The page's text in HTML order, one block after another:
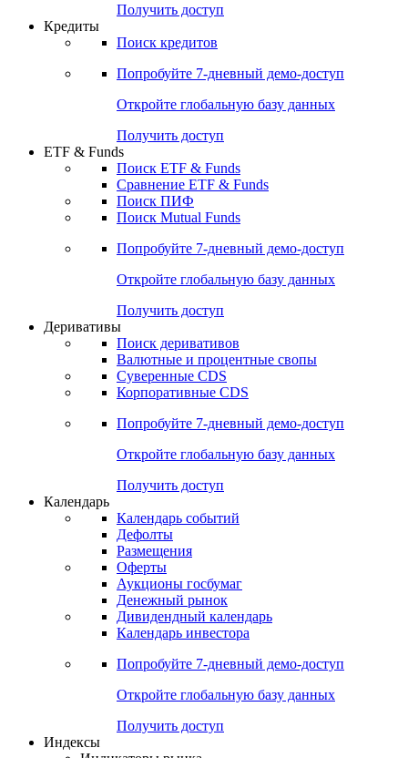
Получить доступ
Кредиты
Поиск кредитов
Попробуйте 7-дневный демо-доступ
Откройте глобальную базу данных
Получить доступ
ETF & Funds
Поиск ETF & Funds
Сравнение ETF & Funds
Поиск ПИФ
Поиск Mutual Funds
Попробуйте 7-дневный демо-доступ
Откройте глобальную базу данных
Получить доступ
Деривативы
Поиск деривативов
Валютные и процентные свопы
Суверенные CDS
Корпоративные CDS
Попробуйте 7-дневный демо-доступ
Откройте глобальную базу данных
Получить доступ
Календарь
Календарь событий
Дефолты
Размещения
Оферты
Аукционы госбумаг
Денежный рынок
Дивидендный календарь
Календарь инвестора
Попробуйте 7-дневный демо-доступ
Откройте глобальную базу данных
Получить доступ
Индексы